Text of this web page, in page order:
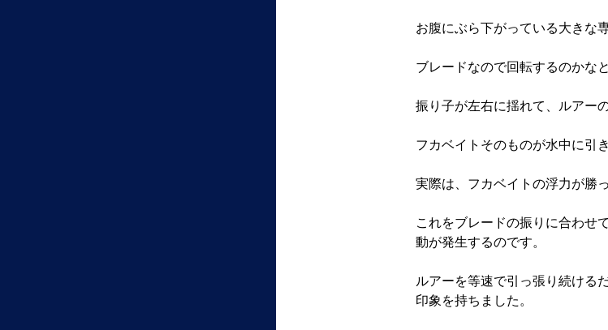
お腹にぶら下がっている大きな
ブレードなので回転するのかな
振り子が左右に揺れて、ルアー
フカベイトそのものが水中に引
実際は、フカベイトの浮力が勝
これをブレードの振りに合わせ
動が発生するのです。
ルアーを等速で引っ張り続ける
印象を持ちました。